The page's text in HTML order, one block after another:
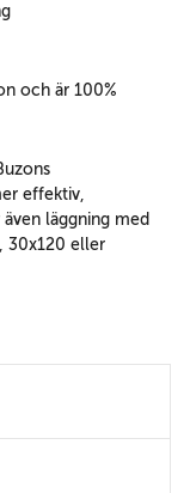
och är 100%
effektiv,
läggning med
30x120 eller